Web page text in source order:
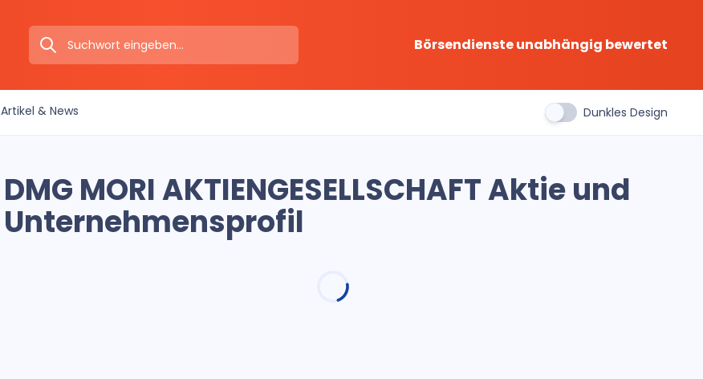
Börsendienste unabhängig bewertet
Artikel & News Dunkles Design
DMG MORI AKTIENGESELLSCHAFT Aktie und
Unternehmensprofil